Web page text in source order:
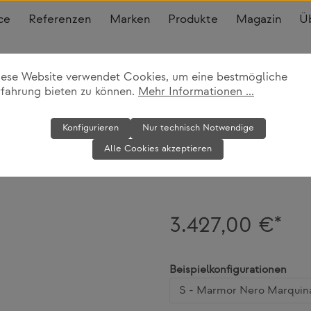
Referenzen Marken Produkte Magazin
Beistelltisch
3.427,00 €*
Beispielkonfigurationen
Website verwendet Cookies, um eine bestmögliche
bieten zu können. Mehr Informationen ...
Nur technisch Notwendige
Konfigurieren
Alle Cookies akzeptieren